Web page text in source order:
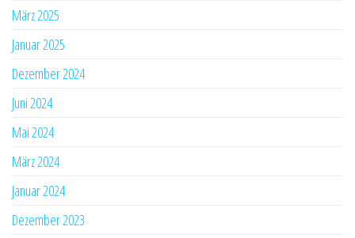
März 2025
Januar 2025
Dezember 2024
Juni 2024
Mai 2024
März 2024
Januar 2024
Dezember 2023